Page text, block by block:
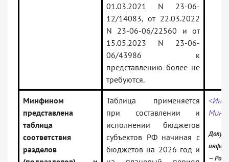
01.03.2021 N 23-06-
12/14083, от 22.03.2022
N 23-06-06/22560 и от
15.05.2023 N 23-06-
06/43986 к
представлению более не
требуются.
Минфином
представлена
таблица
соответствия
разделов
Таблица применяется
при составлении и
исполнении бюджетов
субъектов РФ начиная с
бюджетов на 2026 год и
—